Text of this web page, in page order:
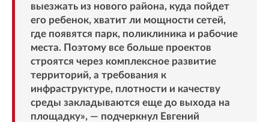
выезжать из нового района, куда пойдет
его ребенок, хватит ли мощности сетей,
где появятся парк, поликлиника и рабочие
места. Поэтому все больше проектов
строятся через комплексное развитие
территорий, а требования к
инфраструктуре, плотности и качеству
среды закладываются еще до выхода на
площадку», — подчеркнул Евгений